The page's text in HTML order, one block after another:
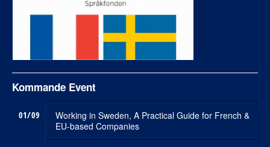
Kommande Event
01/09
Working in Sweden, A Practical Guide for French &
EU-based Companies